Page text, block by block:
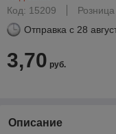
Код: 15209
Розница
Отправка с 28
3,70 руб.
Описание